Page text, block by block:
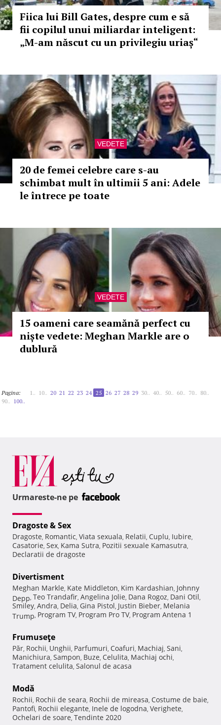
Fiica lui Bill Gates, despre cum e să
fii copilul unui miliardar inteligent:
„M-am născut cu un privilegiu uriaș“
VEDETE
20 de femei celebre care s-au
schimbat mult în ultimii 5 ani: Adele
le întrece pe toate
VEDETE
15 oameni care seamănă perfect cu
niște vedete: Meghan Markle are o
dublură
Pagina: 1.. 10.. 20 21 22 23 24 25 26 27 28 29 30.. 40.. 50.. 60.. 70.. 80..
90.. 100..
Urmareste-ne pe
Dragoste & Sex
Dragoste, Romantic, Viata sexuala, Relatii, Cuplu, Iubire,
Casatorie, Sex, Kama Sutra, Pozitii sexuale Kamasutra,
Declaratii de dragoste
Divertisment
Meghan Markle, Kate Middleton, Kim Kardashian, Johnny
Depp, Teo Trandafir, Angelina Jolie, Dana Rogoz, Dani Otil,
Smiley, Andra, Delia, Gina Pistol, Justin Bieber, Melania
Trump, Program TV, Program Pro TV, Program Antena 1
Frumuseţe
Păr, Rochii, Unghii, Parfumuri, Coafuri, Machiaj, Sani,
Manichiura, Sampon, Buze, Celulita, Machiaj ochi,
Tratament celulita, Salonul de acasa
Modă
Rochii, Rochii de seara, Rochii de mireasa, Costume de baie,
Pantofi, Rochii elegante, Inele de logodna, Verighete,
Ochelari de soare, Tendinte 2020